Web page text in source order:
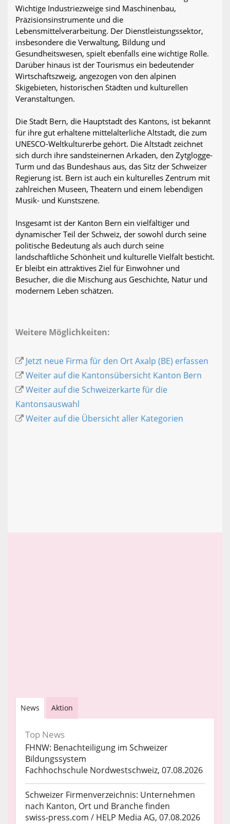
Wichtige Industriezweige sind Maschinenbau,
Präzisionsinstrumente und die
Lebensmittelverarbeitung. Der Dienstleistungssektor,
insbesondere die Verwaltung, Bildung und
Gesundheitswesen, spielt ebenfalls eine wichtige Rolle.
Darüber hinaus ist der Tourismus ein bedeutender
Wirtschaftszweig, angezogen von den alpinen
Skigebieten, historischen Städten und kulturellen
Veranstaltungen.
Die Stadt Bern, die Hauptstadt des Kantons, ist bekannt
für ihre gut erhaltene mittelalterliche Altstadt, die zum
UNESCO-Weltkulturerbe gehört. Die Altstadt zeichnet
sich durch ihre sandsteinernen Arkaden, den Zytglogge-
Turm und das Bundeshaus aus, das Sitz der Schweizer
Regierung ist. Bern ist auch ein kulturelles Zentrum mit
zahlreichen Museen, Theatern und einem lebendigen
Musik- und Kunstszene.
Insgesamt ist der Kanton Bern ein vielfältiger und
dynamischer Teil der Schweiz, der sowohl durch seine
politische Bedeutung als auch durch seine
landschaftliche Schönheit und kulturelle Vielfalt besticht.
Er bleibt ein attraktives Ziel für Einwohner und
Besucher, die die Mischung aus Geschichte, Natur und
modernem Leben schätzen.
Weitere Möglichkeiten:
Jetzt neue Firma für den Ort Axalp (BE) erfassen
Weiter auf die Kantonsübersicht Kanton Bern
Weiter auf die Schweizerkarte für die
Kantonsauswahl
Weiter auf die Übersicht aller Kategorien
News Aktion
Top News
FHNW: Benachteiligung im Schweizer
Bildungssystem
Fachhochschule Nordwestschweiz, 07.08.2026
Schweizer Firmenverzeichnis: Unternehmen
nach Kanton, Ort und Branche finden
swiss-press.com / HELP Media AG, 07.08.2026